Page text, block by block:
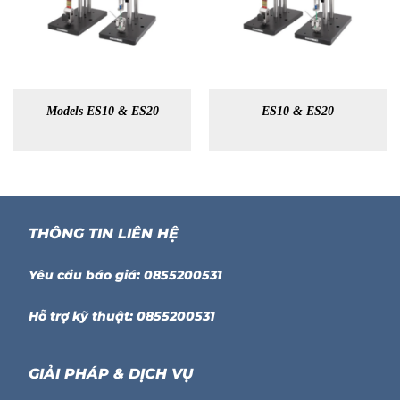
Models ES10 & ES20 ES10 & ES20
THÔNG TIN LIÊN HỆ
Yêu cầu báo giá: 0855200531
Hỗ trợ kỹ thuật: 0855200531
GIẢI PHÁP & DỊCH VỤ